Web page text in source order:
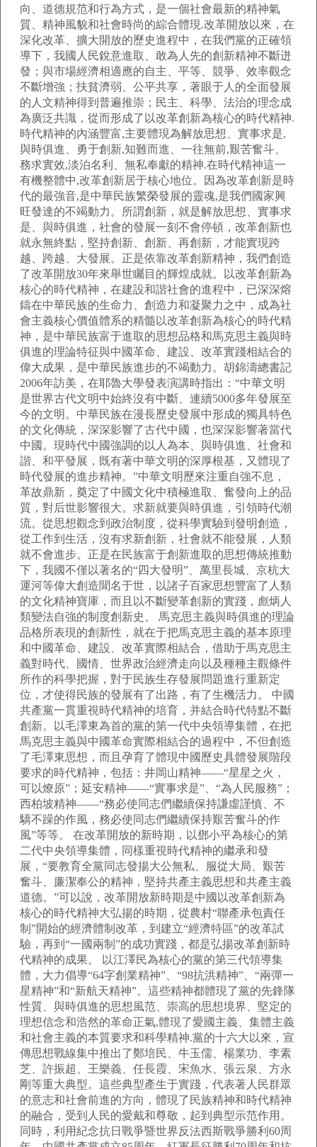
向、道德規范和行為方式，是一個社會最新的精神氣
質、精神風貌和社會時尚的綜合體現.改革開放以來，在
深化改革、擴大開放的歷史進程中，在我們黨的正確領
導下，我國人民銳意進取、敢為人先的創新精神不斷迸
發；與市場經濟相適應的自主、平等、競爭、效率觀念
不斷增強；扶貧濟弱、公平共享，著眼于人的全面發展
的人文精神得到普遍推崇；民主、科學、法治的理念成
為廣泛共識，從而形成了以改革創新為核心的時代精神.
時代精神的內涵豐富,主要體現為解放思想、實事求是,
與時俱進、勇于創新,知難而進、一往無前,艱苦奮斗、
務求實效,淡泊名利、無私奉獻的精神.在時代精神這一
有機整體中,改革創新居于核心地位。因為改革創新是時
代的最強音,是中華民族繁榮發展的靈魂,是我們國家興
旺發達的不竭動力。所謂創新，就是解放思想、實事求
是、與時俱進，社會的發展一刻不會停頓，改革創新也
就永無終點，堅持創新、創新、再創新，才能實現跨
越、跨越、大發展。正是依靠改革創新精神，我們創造
了改革開放30年來舉世矚目的輝煌成就。以改革創新為
核心的時代精神，在建設和諧社會的進程中，已深深熔
鑄在中華民族的生命力、創造力和凝聚力之中，成為社
會主義核心價值體系的精髓以改革創新為核心的時代精
神，是中華民族富于進取的思想品格和馬克思主義與時
俱進的理論特征與中國革命、建設、改革實踐相結合的
偉大成果，是中華民族進步的不竭動力。胡錦濤總書記
2006年訪美，在耶魯大學發表演講時指出：“中華文明
是世界古代文明中始終沒有中斷、連續5000多年發展至
今的文明。中華民族在漫長歷史發展中形成的獨具特色
的文化傳統，深深影響了古代中國，也深深影響著當代
中國。現時代中國強調的以人為本、與時俱進、社會和
諧、和平發展，既有著中華文明的深厚根基，又體現了
時代發展的進步精神。”中華文明歷來注重自強不息，
革故鼎新，奠定了中國文化中積極進取、奮發向上的品
質，對后世影響很大。求新就要與時俱進，引領時代潮
流。從思想觀念到政治制度，從科學實驗到發明創造，
從工作到生活，沒有求新創新，社會就不能發展，人類
就不會進步。正是在民族富于創新進取的思想傳統推動
下，我國不僅以著名的“四大發明”、萬里長城、京杭大
運河等偉大創造聞名于世，以諸子百家思想豐富了人類
的文化精神寶庫，而且以不斷變革創新的實踐，彪炳人
類變法自強的制度創新史。 馬克思主義與時俱進的理論
品格所表現的創新性，就在于把馬克思主義的基本原理
和中國革命、建設、改革實際相結合，借助于馬克思主
義對時代、國情、世界政治經濟走向以及種種主觀條件
所作的科學把握，對于民族生存發展問題進行重新定
位，才使得民族的發展有了出路，有了生機活力。 中國
共產黨一貫重視時代精神的培育，并結合時代特點不斷
創新。以毛澤東為首的黨的第一代中央領導集體，在把
馬克思主義與中國革命實際相結合的過程中，不但創造
了毛澤東思想，而且孕育了體現中國歷史具體發展階段
要求的時代精神，包括：井岡山精神——“星星之火，
可以燎原”；延安精神——“實事求是”、“為人民服務”；
西柏坡精神——“務必使同志們繼續保持謙虛謹慎、不
驕不躁的作風，務必使同志們繼續保持艱苦奮斗的作
風”等等。 在改革開放的新時期，以鄧小平為核心的第
二代中央領導集體，同樣重視時代精神的繼承和發
展，“要教育全黨同志發揚大公無私、服從大局、艱苦
奮斗、廉潔奉公的精神，堅持共產主義思想和共產主義
道德。”可以說，改革開放新時期是中國以改革創新為
核心的時代精神大弘揚的時期，從農村“聯產承包責任
制”開始的經濟體制改革，到建立“經濟特區”的改革試
驗，再到“一國兩制”的成功實踐，都是弘揚改革創新時
代精神的成果。 以江澤民為核心的黨的第三代領導集
體，大力倡導“64字創業精神”、“98抗洪精神”、“兩彈一
星精神”和“新航天精神”。這些精神都體現了黨的先鋒隊
性質、與時俱進的思想風范、崇高的思想境界、堅定的
理想信念和浩然的革命正氣,體現了愛國主義、集體主義
和社會主義的本質要求和科學精神.黨的十六大以來，宣
傳思想戰線集中推出了鄭培民、牛玉儒、楊業功、李素
芝、許振超、王樂義、任長霞、宋魚水、張云泉、方永
剛等重大典型。這些典型產生于實踐，代表著人民群眾
的意志和社會前進的方向，體現了民族精神和時代精神
的融合，受到人民的愛戴和尊敬，起到典型示范作用。
同時，利用紀念抗日戰爭暨世界反法西斯戰爭勝利60周